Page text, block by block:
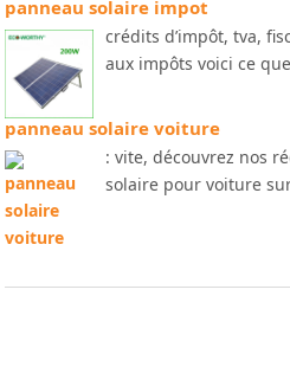
panneau solaire impot
crédits d’impôt, tva,
aux impôts voici ce
panneau solaire voiture
: vite, découvrez nos
solaire pour voiture